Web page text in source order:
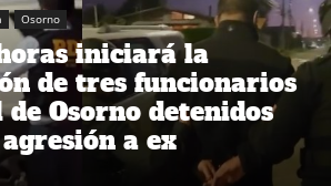
Osorno
iniciará la
de tres funcionarios
Osorno detenidos
a ex